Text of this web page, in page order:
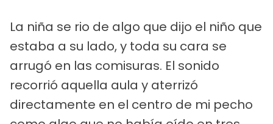
La niña se rio de algo que dijo el niño que
estaba a su lado, y toda su cara se
arrugó en las comisuras. El sonido
recorrió aquella aula y aterrizó
directamente en el centro de mi pecho